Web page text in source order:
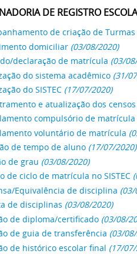
DE REGISTRO
de criação de Turmas
domiciliar (03/08/2020)
declaração de matrícula (03/
do sistema acadêmico (31/
do SISTEC (17/07/2020)
e atualização dos
compulsório de matrícula
voluntário de matrícula
de tempo de aluno (17/07/2020)
de grau (03/08/2020)
de ciclo de matrícula no SISTEC
Equivalência de disciplina
de disciplinas (03/08/2020)
de diploma/certificado (03/08/
de guia de transferência (03/
de histórico escolar final (17/